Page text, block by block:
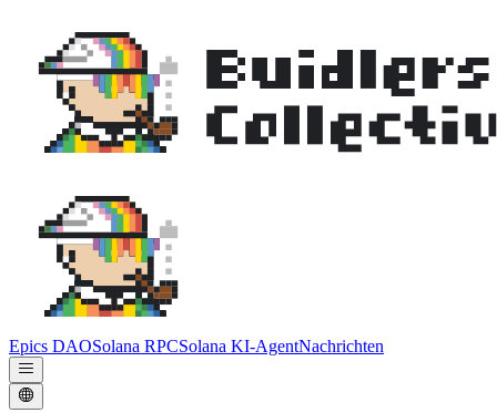
Epics DAOSolana RPCSolana KI-AgentNachrichten